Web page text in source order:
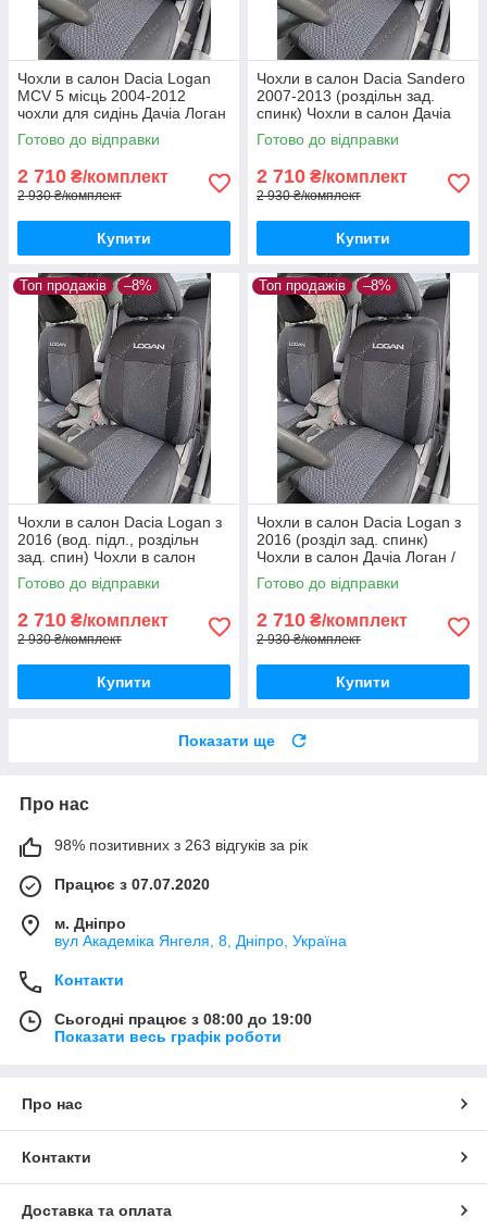
Чохли в салон Dacia Logan
MCV 5 місць 2004-2012
чохли для сидінь Дачіа Логан
МЦВ 5місць авто чохли Dacia
Logan MCV
Готово до відправки
2 710 ₴/комплект
2 930 ₴/комплект
Купити
Чохли в салон Dacia Sandero
2007-2013 (роздільн зад.
спинк) Чохли в салон Дачіа
Сандеро до 2013 / авто
чохли Dacia Sandero
Готово до відправки
2 710 ₴/комплект
2 930 ₴/комплект
Купити
Топ продажів –8%
Чохли в салон Dacia Logan з
2016 (вод. підл., роздільн
зад. спин) Чохли в салон
Дачіа Логан / авто чохли
Dacia Logan
Готово до відправки
2 710 ₴/комплект
2 930 ₴/комплект
Купити
Топ продажів –8%
Чохли в салон Dacia Logan з
2016 (розділ зад. спинк)
Чохли в салон Дачіа Логан /
авто чохли Dacia Logan
Готово до відправки
2 710 ₴/комплект
2 930 ₴/комплект
Купити
Показати ще
Про нас
98% позитивних з 263 відгуків за рік
Працює з 07.07.2020
м. Дніпро
вул Академіка Янгеля, 8, Дніпро, Україна
Контакти
Сьогодні працює з 08:00 до 19:00
Показати весь графік роботи
Про нас
Контакти
Доставка та оплата